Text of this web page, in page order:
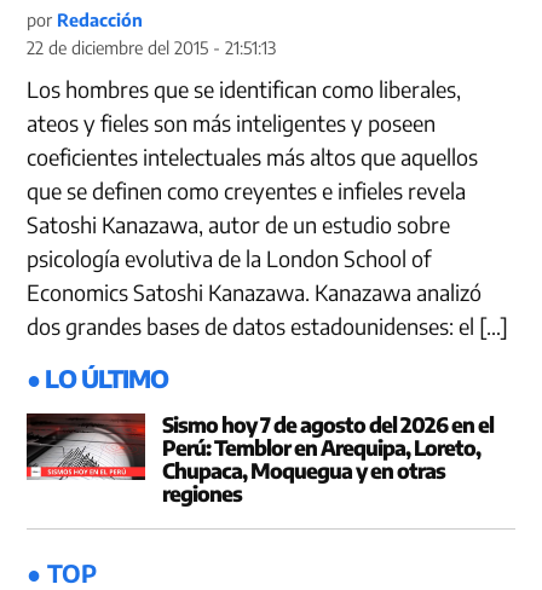
por Redacción
22 de diciembre del 2015 - 21:51:13
Los hombres que se identifican como liberales,
ateos y fieles son más inteligentes y poseen
coeficientes intelectuales más altos que aquellos
que se definen como creyentes e infieles revela
Satoshi Kanazawa, autor de un estudio sobre
psicología evolutiva de la London School of
Economics Satoshi Kanazawa. Kanazawa analizó
dos grandes bases de datos estadounidenses: el […]
● LO ÚLTIMO
Sismo hoy 7 de agosto del 2026 en el
Perú: Temblor en Arequipa, Loreto,
Chupaca, Moquegua y en otras
regiones
● TOP